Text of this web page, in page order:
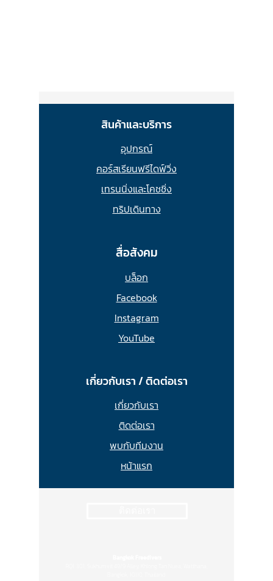
สินค้าและบริการ
อุปกรณ์
คอร์สเรียนฟรีไดฟ์วิ่ง
เทรนนิ่งและโคชชิ่ง
ทริปเดินทาง
สื่อสังคม
บล็อก
Facebook
Instagram
YouTube
เกี่ยวกับเรา / ติดต่อเรา
เกี่ยวกับเรา
ติดต่อเรา
พบกับทีมงาน
หน้าแรก